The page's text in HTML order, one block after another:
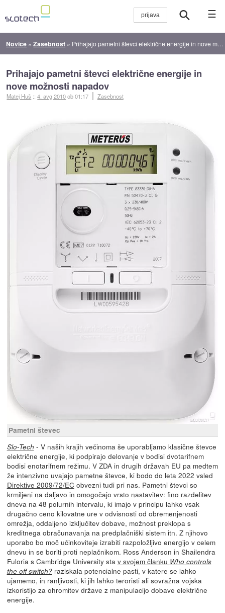
☰
Novice »Zasebnost » Prihajajo pametni števci električne energije in nove možnosti napadov
Prihajajo pametni števci električne energije in
nove možnosti napadov
Matej Huš ::4. avg 2010ob 01:17 Zasebnost
Pametni števec
Slo-Tech - V naših krajih večinoma še uporabljamo klasične števce
električne energije, ki podpirajo delovanje v bodisi dvotarifnem
bodisi enotarifnem režimu. V ZDA in drugih državah EU pa medtem
že intenzivno uvajajo pametne števce, ki bodo do leta 2022 vsled
Direktive 2009/72/EC obvezni tudi pri nas. Pametni števci so
krmiljeni na daljavo in omogočajo vrsto nastavitev: fino razdelitev
dneva na 48 polurnih intervalu, ki imajo v principu lahko vsak
drugačno ceno kilovatne ure v odvisnosti od obremenjenosti
omrežja, oddaljeno izključitev dobave, možnost preklopa s
kreditnega obračunavanja na predplačniški sistem itn. Z njihovo
uporabo bo moč učinkoviteje izrabiti razpoložljivo energijo v celem
dnevu in se boriti proti neplačnikom. Ross Anderson in Shailendra
Fuloria s Cambridge University sta v svojem članku Who controls
the off switch?raziskala potencialne pasti, v katere se lahko
ujamemo, in ranljivosti, ki jih lahko teroristi ali sovražna vojska
izkoristijo za ohromitev države z manipulacijo dobave električne
energije.